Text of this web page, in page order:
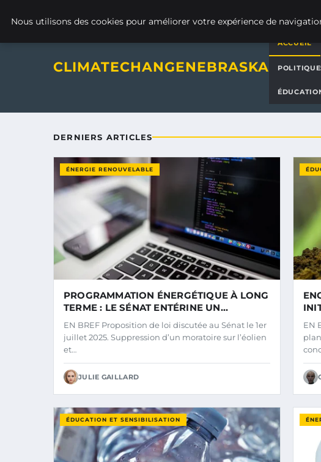
CLIMATECHANGENEBRASKA
ACCUEIL
DERNIERS ARTICLES
ÉNERGIE RENOUVELABLE
PROGRAMMATION ÉNERGÉTIQUE À LONG
TERME : LE SÉNAT ENTÉRINE UN
ASSOUPLISSEMENT DES AMBITIONS DE
RÉDUCTION DES ÉMISSIONS DE GAZ À
EFFET DE SERRE ET ABANDONNE LES
CIBLES SECTORIELLES POUR LES
ÉNERGIES RENOUVELABLES.
EN BREF Proposition de loi discutée au Sénat le 1er
juillet 2025. Suppression d’un moratoire sur l’éolien
et…
JULIE GAILLARD
EN
ÉDUCATION ET SENSIBILISATION
Nous utilisons des cookies pour améliorer votre expérience de